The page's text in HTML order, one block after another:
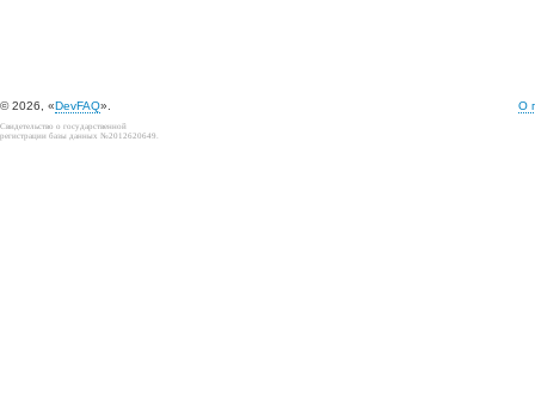
© 2026, «DevFAQ». О
Свидетельство о государственной
регистрации базы данных №2012620649.